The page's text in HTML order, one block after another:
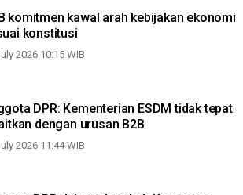
komitmen kawal arah kebijakan ekonomi
konstitusi
2026 10:15 WIB
DPR: Kementerian ESDM tidak tepat
dengan urusan B2B
2026 11:44 WIB